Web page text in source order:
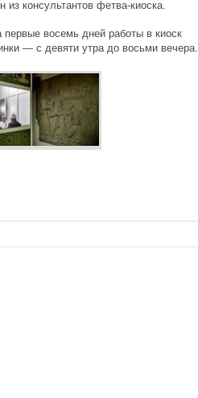
консультантов фетва-киоска.
первые восемь дней работы в киоск
— с девяти утра до восьми вечера.